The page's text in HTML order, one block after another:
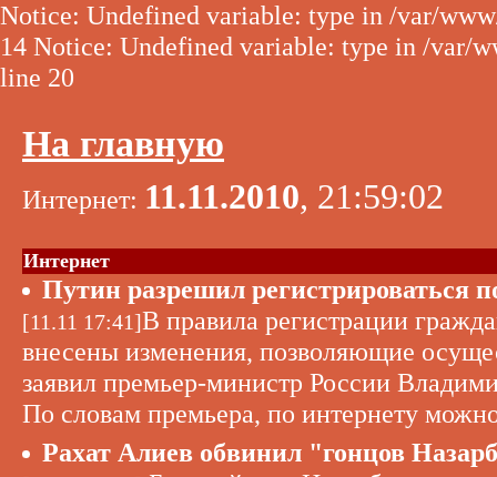
Notice: Undefined variable: type in /var/
14 Notice: Undefined variable: type in /var/
line 20
На главную
Интернет: 11.11.2010, 21:59:02
Интернет
Путин разрешил регистрироваться
[11.11 17:41]В правила регистрации
внесены изменения, позволяющие
заявил премьер-министр России
По словам премьера, по интернету
Рахат Алиев обвинил "гонцов